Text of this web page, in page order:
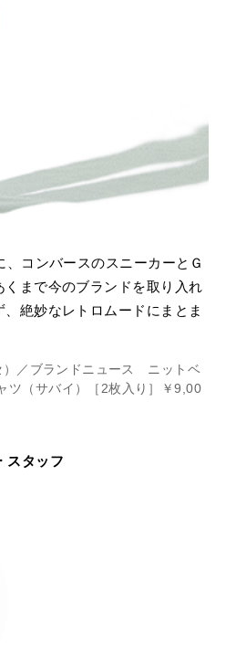
コンバースのスニーカーとＧ
まで今のブランドを取り入れ
絶妙なレトロムードにまとま
）／ブランドニュース ニットベ
（サバイ）［2枚入り］￥9,00
スタッフ